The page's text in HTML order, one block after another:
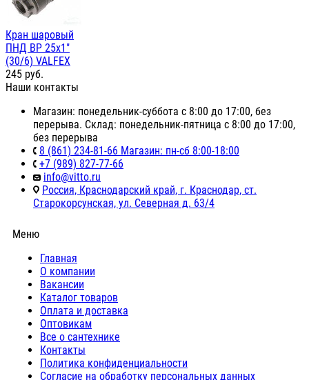
Кран шаровый
ПНД ВР 25х1"
(30/6) VALFEX
245 руб.
Наши контакты
Магазин: понедельник-суббота с 8:00 до 17:00, без
перерыва. Склад: понедельник-пятница с 8:00 до 17:00,
без перерыва
8 (861) 234-81-66 Магазин: пн-сб 8:00-18:00
+7 (989) 827-77-66
info@vitto.ru
Россия, Краснодарский край, г. Краснодар, ст.
Старокорсунская, ул. Северная д. 63/4
Меню
Главная
О компании
Вакансии
Каталог товаров
Оплата и доставка
Оптовикам
Все о сантехнике
Контакты
Политика конфиденциальности
Согласие на обработку персональных данных